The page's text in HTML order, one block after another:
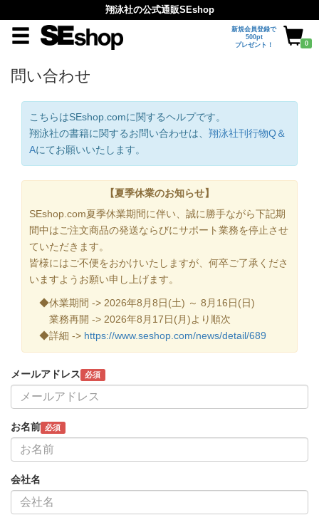
翔泳社の公式通販SEshop
新規会員登録で
500pt
プレゼント！
0
問い合わせ
こちらはSEshop.comに関するヘルプです。
翔泳社の書籍に関するお問い合わせは、 翔泳社刊行物Q＆
Aにてお願いいたします。
【夏季休業のお知らせ】
SEshop.com夏季休業期間に伴い、誠に勝手ながら下記期
間中はご注文商品の発送ならびにサポート業務を停止させ
ていただきます。
皆様にはご不便をおかけいたしますが、何卒ご了承くださ
いますようお願い申し上げます。
◆休業期間 -> 2026年8月8日(土) ～ 8月16日(日)
業務再開 -> 2026年8月17日(月)より順次
◆詳細 -> https://www.seshop.com/news/detail/689
メールアドレス 必須
お名前 必須
会社名